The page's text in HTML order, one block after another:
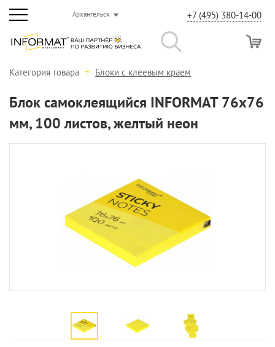
Архангельск +7 (495) 380-14-00
Категория товара Блоки с клеевым краем
Блок самоклеящийся INFORMAT 76х76
мм, 100 листов, желтый неон